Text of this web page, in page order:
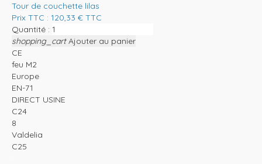
Tour de couchette lilas
Prix TTC : 120,33 € TTC
Quantité :
shopping_cart Ajouter au panier
CE
feu M2
Europe
EN-71
DIRECT USINE
C24
8
Valdelia
C25